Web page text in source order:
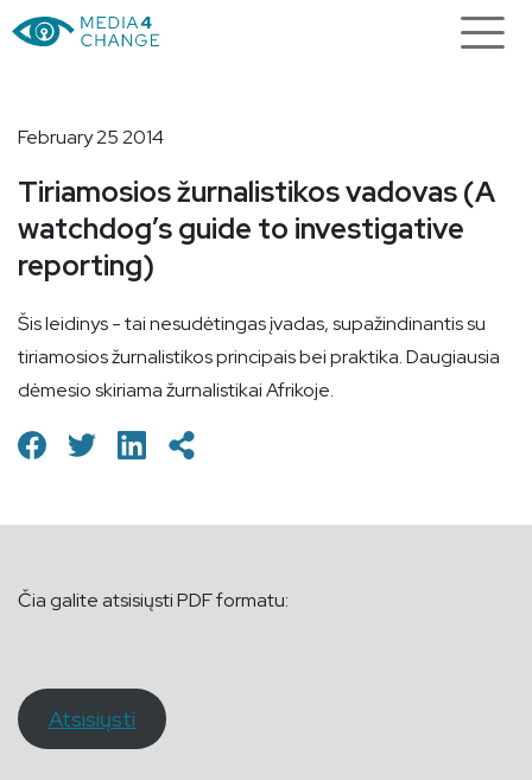
February 25 2014
Tiriamosios žurnalistikos vadovas (A
watchdog’s guide to investigative
reporting)
Šis leidinys - tai nesudėtingas įvadas, supažindinantis su
tiriamosios žurnalistikos principais bei praktika. Daugiausia
dėmesio skiriama žurnalistikai Afrikoje.
Čia galite atsisiųsti PDF formatu:
Atsisiųsti